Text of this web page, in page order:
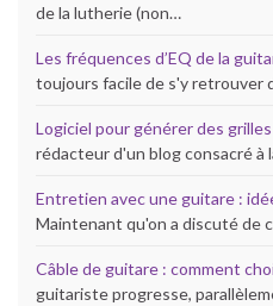
de la lutherie (non…
Les fréquences d’EQ de la
toujours facile de s'y retrouver
Logiciel pour générer des grilles
rédacteur d'un blog consacré à
Entretien avec une guitare :
Maintenant qu'on a discuté de
Câble de guitare : comment
guitariste progresse,